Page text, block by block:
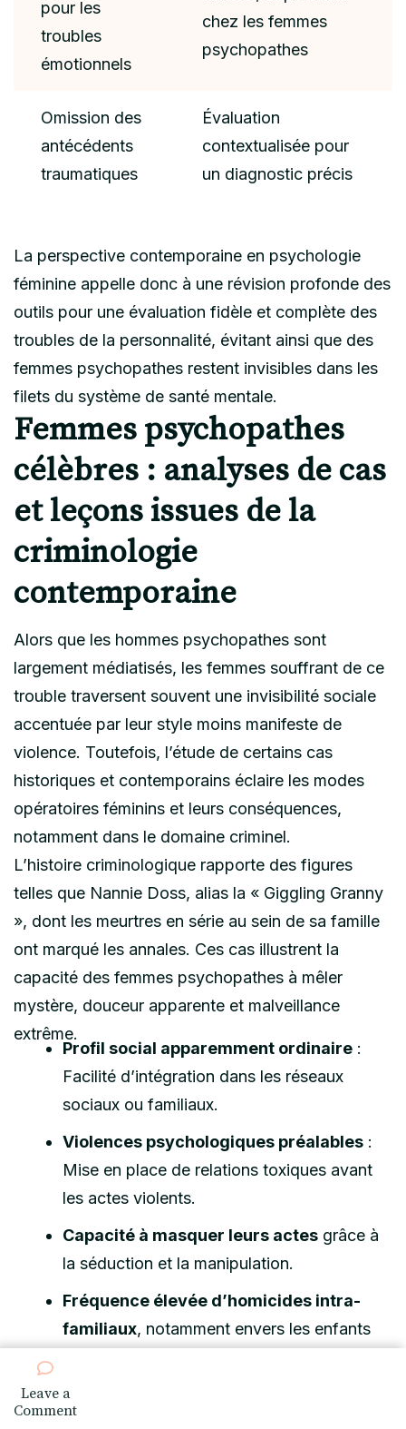
Leave a
Commenton
pour les
troubles
émotionnels
chez les femmes
psychopathes
Omission des
antécédents
traumatiques
Évaluation
contextualisée pour
un diagnostic précis
La perspective contemporaine en psychologie
féminine appelle donc à une révision profonde des
outils pour une évaluation fidèle et complète des
troubles de la personnalité, évitant ainsi que des
femmes psychopathes restent invisibles dans les
filets du système de santé mentale.
Femmes psychopathes
célèbres : analyses de cas
et leçons issues de la
criminologie
contemporaine
Alors que les hommes psychopathes sont
largement médiatisés, les femmes souffrant de ce
trouble traversent souvent une invisibilité sociale
accentuée par leur style moins manifeste de
violence. Toutefois, l’étude de certains cas
historiques et contemporains éclaire les modes
opératoires féminins et leurs conséquences,
notamment dans le domaine criminel.
L’histoire criminologique rapporte des figures
telles que Nannie Doss, alias la « Giggling Granny
», dont les meurtres en série au sein de sa famille
ont marqué les annales. Ces cas illustrent la
capacité des femmes psychopathes à mêler
mystère, douceur apparente et malveillance
extrême.
Profil social apparemment ordinaire :
Facilité d’intégration dans les réseaux
sociaux ou familiaux.
Violences psychologiques préalables :
Mise en place de relations toxiques avant
les actes violents.
Capacité à masquer leurs actes grâce à
la séduction et la manipulation.
Fréquence élevée d’homicides intra-
familiaux, notamment envers les enfants
Le danger émotionnel induit par ces